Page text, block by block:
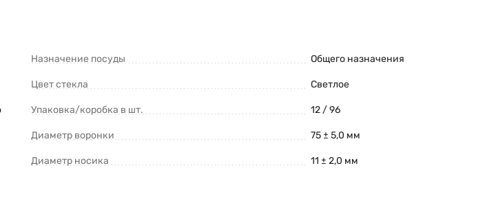
Назначение посуды Общего назначения
Цвет стекла Светлое
Упаковка/коробка в шт. 12 / 96
Диаметр воронки 75 ± 5,0 мм
Диаметр носика 11 ± 2,0 мм